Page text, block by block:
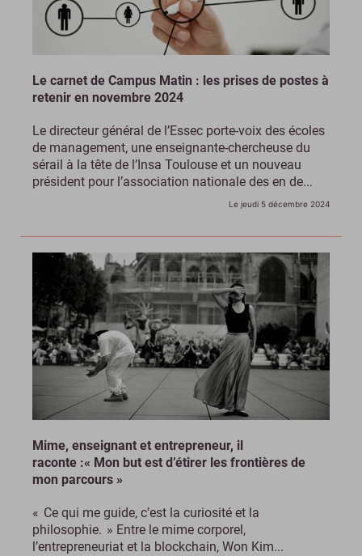
Le carnet de Campus Matin : les prises de postes à
retenir en novembre 2024
Le directeur général de l’Essec porte-voix des écoles
de management, une enseignante-chercheuse du
sérail à la tête de l’Insa Toulouse et un nouveau
président pour l’association nationale des en de...
Le jeudi 5 décembre 2024
Mime, enseignant et entrepreneur, il
raconte :« Mon but est d’étirer les frontières de
mon parcours »
« Ce qui me guide, c’est la curiosité et la
philosophie. » Entre le mime corporel,
l’entrepreneuriat et la blockchain, Won Kim...